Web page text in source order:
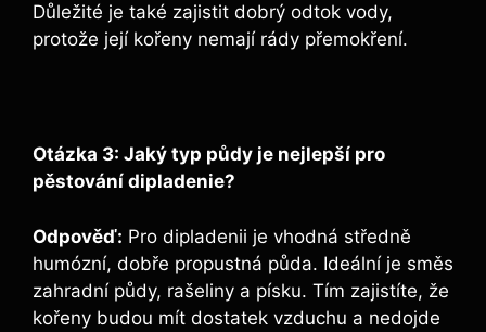
Důležité je také zajistit dobrý odtok vody,
protože její kořeny nemají rády přemokření.
Otázka 3: Jaký typ půdy je nejlepší pro
pěstování dipladenie?
Odpověď: Pro dipladenii je vhodná středně
humózní, dobře propustná půda. Ideální je směs
zahradní půdy, rašeliny a písku. Tím zajistíte, že
kořeny budou mít dostatek vzduchu a nedojde